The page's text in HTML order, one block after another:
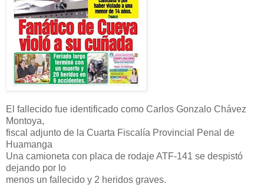
El fallecido fue identificado como Carlos Gonzalo Chávez
Montoya,
fiscal adjunto de la Cuarta Fiscalía Provincial Penal de
Huamanga
Una camioneta con placa de rodaje ATF-141 se despistó
dejando por lo
menos un fallecido y 2 heridos graves.